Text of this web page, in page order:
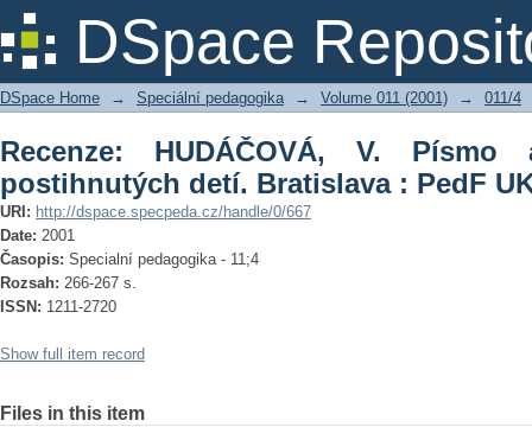
DSpace
Recenze: HUDÁČOVÁ, V. Písmo a
PedF UK, 2001.118 s.
DSpace Home → Speciální pedagogika → Volume 011 (2001) → 011/4
Recenze: HUDÁČOVÁ, V.
postihnutých detí. Bratislava : PedF
URI: http://dspace.specpeda.cz/handle/0/667
Date: 2001
Časopis: Specialní pedagogika - 11;4
Rozsah: 266-267 s.
ISSN: 1211-2720
Show full item record
Files in this item